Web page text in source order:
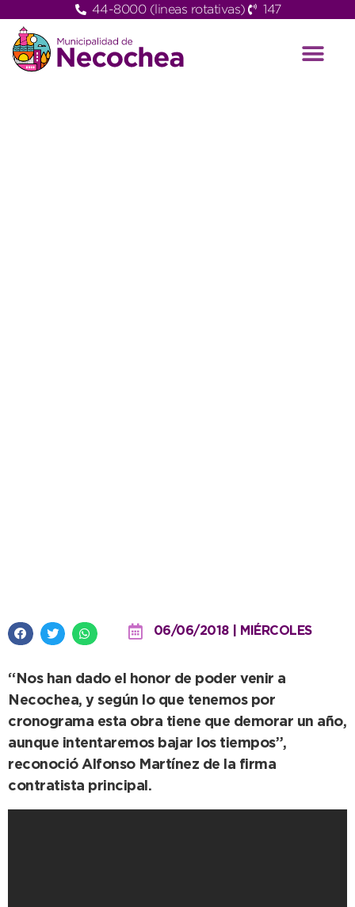
44-8000 (lineas rotativas) 147
06/06/2018 | MIÉRCOLES
“Nos han dado el honor de poder venir a
Necochea, y según lo que tenemos por
cronograma esta obra tiene que demorar un año,
aunque intentaremos bajar los tiempos”,
reconoció Alfonso Martínez de la firma
contratista principal.